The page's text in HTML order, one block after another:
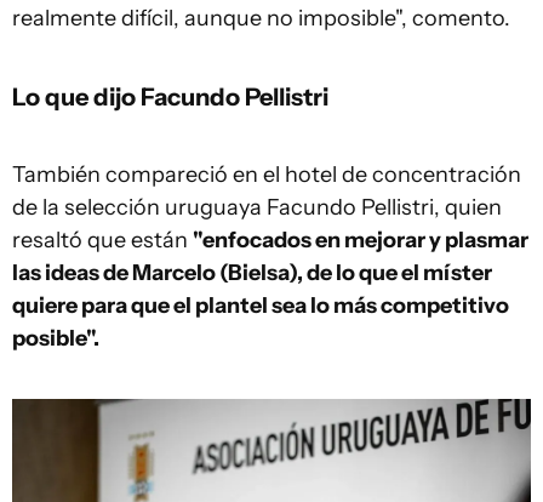
realmente difícil, aunque no imposible", comento.
Lo que dijo Facundo Pellistri
También compareció en el hotel de concentración
de la selección uruguaya Facundo Pellistri, quien
resaltó que están "enfocados en mejorar y plasmar
las ideas de Marcelo (Bielsa), de lo que el míster
quiere para que el plantel sea lo más competitivo
posible".